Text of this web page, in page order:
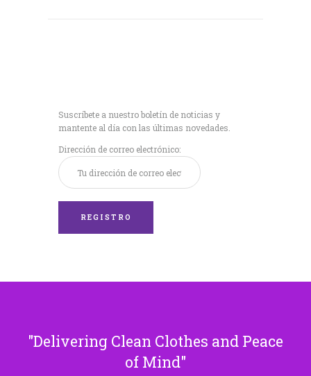
Suscríbete a nuestro boletín de noticias y
mantente al día con las últimas novedades.
Dirección de correo electrónico:
Delivering Clean Clothes and Peace
of Mind